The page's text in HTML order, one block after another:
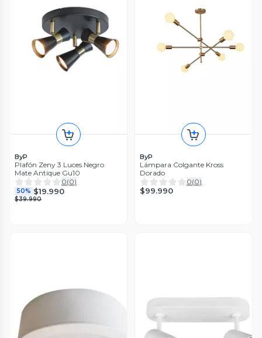
ByP
Plafón Zeny 3 Luces Negro
Mate Antique Gu10
0(0)
50% $19.990
$39.990
ByP
Lámpara Colgante Kross
Dorado
0(0)
$99.990